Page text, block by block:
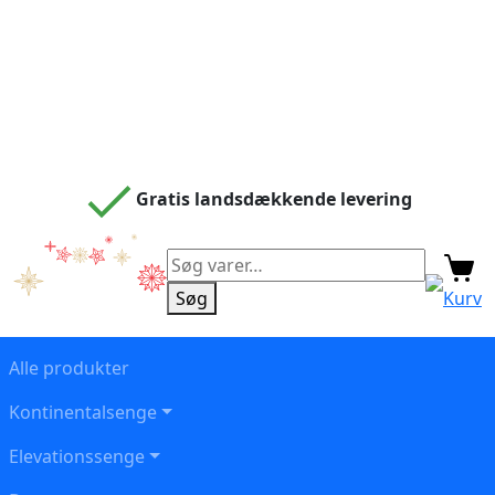
Gratis landsdækkende levering
Søg
efter:
Søg Kurv
Alle produkter
Kontinentalsenge
Elevationssenge